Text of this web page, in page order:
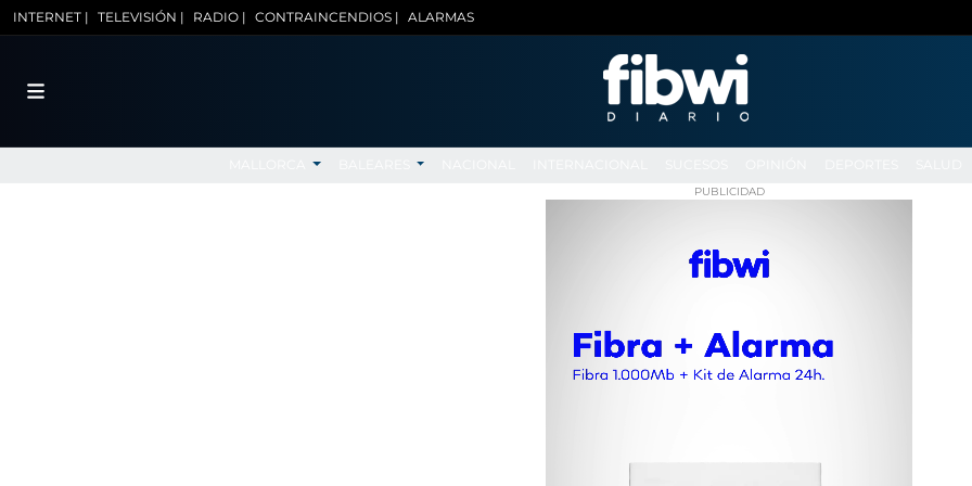
INTERNET | TELEVISIÓN | RADIO | CONTRAINCENDIOS | ALARMAS